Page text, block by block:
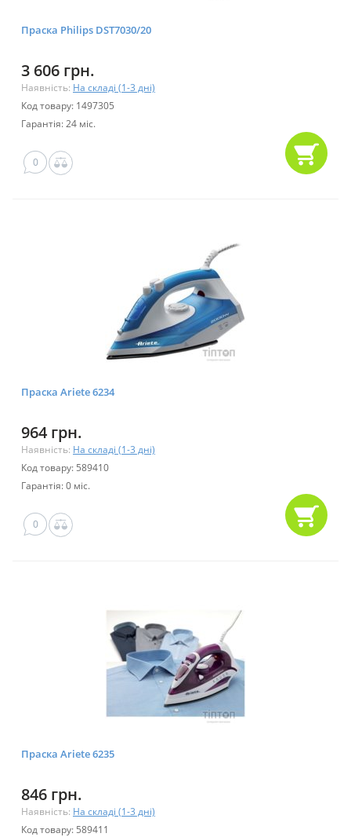
Праска Philips DST7030/20
3 606 грн.
Наявність: На складі (1-3 дні)
Код товару: 1497305
Гарантія: 24 міс.
0
Праска Ariete 6234
964 грн.
Наявність: На складі (1-3 дні)
Код товару: 589410
Гарантія: 0 міс.
0
Праска Ariete 6235
846 грн.
Наявність: На складі (1-3 дні)
Код товару: 589411